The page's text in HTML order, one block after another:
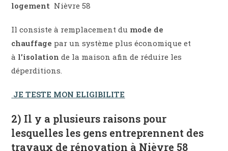
logement Nièvre 58
Il consiste à remplacement du mode de
chauffage par un système plus économique et
à l’isolation de la maison afin de réduire les
déperditions.
JE TESTE MON ELIGIBILITE
2) Il y a plusieurs raisons pour
lesquelles les gens entreprennent des
travaux de rénovation à Nièvre 58